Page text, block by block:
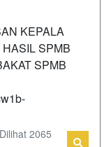
KEPALA
SPMB
SPMB
2065